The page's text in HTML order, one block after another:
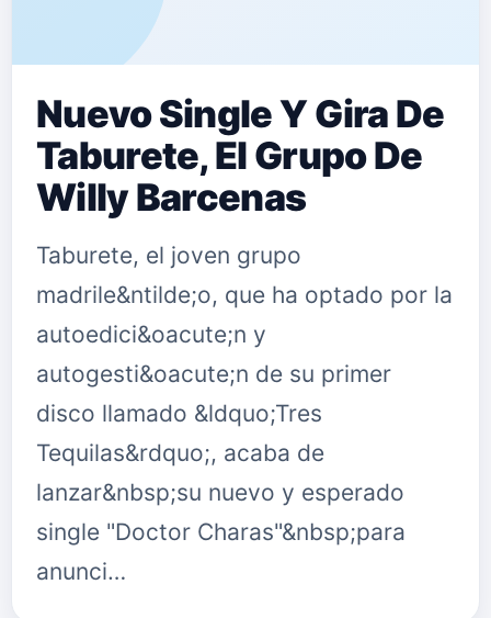
Nuevo Single Y Gira De
Taburete, El Grupo De
Willy Barcenas
Taburete, el joven grupo
madrile&ntilde;o, que ha optado por la
autoedici&oacute;n y
autogesti&oacute;n de su primer
disco llamado &ldquo;Tres
Tequilas&rdquo;, acaba de
lanzar&nbsp;su nuevo y esperado
single "Doctor Charas"&nbsp;para
anunci…